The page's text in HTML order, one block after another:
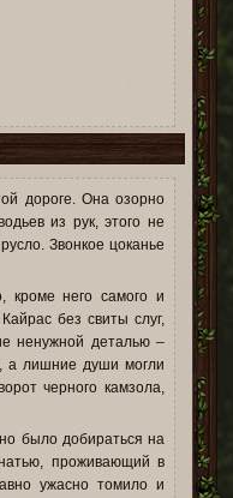
дороге. Она озорно
из рук, этого не
Звонкое цоканье
кроме него самого и
без свиты слуг,
ненужной деталью –
а лишние души могли
черного камзола,
было добираться на
проживающий в
ужасно томило и